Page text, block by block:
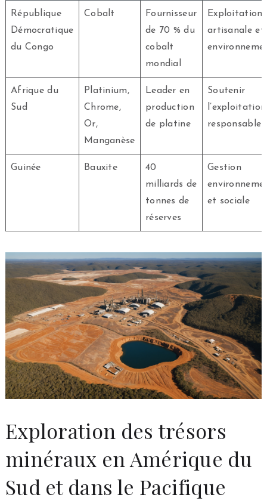
République
Démocratique
du Congo
Cobalt
Fournisseur
de 70 % du
cobalt
mondial
Exploitation
artisanale et
Afrique du
Sud
Platinium,
Chrome,
Or,
Manganèse
Leader en
production
de platine
Soutenir
l’exploitation
responsable
Guinée Bauxite
40
milliards de
tonnes de
réserves
Gestion
et sociale
Exploration des trésors
minéraux en Amérique du
Sud et dans le Pacifique